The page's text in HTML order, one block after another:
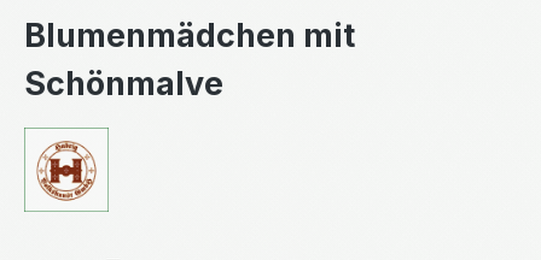
Blumenmädchen mit
Schönmalve